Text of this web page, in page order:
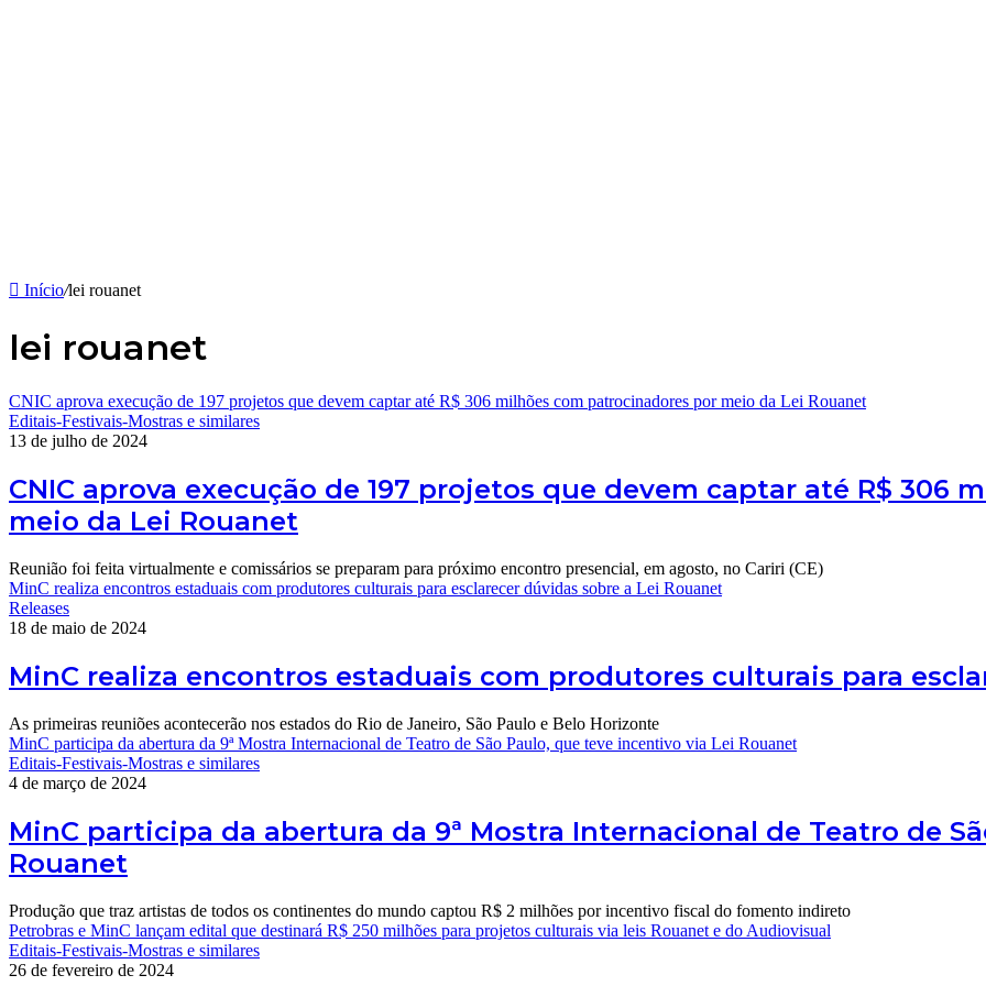
Início/lei rouanet
lei rouanet
CNIC aprova execução de 197 projetos que devem captar até R$ 306 milhões com patrocinadores por meio da Lei Rouanet
Editais-Festivais-Mostras e similares
13 de julho de 2024
CNIC aprova execução de 197 projetos que devem captar até R$ 306
meio da Lei Rouanet
Reunião foi feita virtualmente e comissários se preparam para próximo encontro presencial, em agosto, no Cariri (CE)
MinC realiza encontros estaduais com produtores culturais para esclarecer dúvidas sobre a Lei Rouanet
Releases
18 de maio de 2024
MinC realiza encontros estaduais com produtores culturais para
As primeiras reuniões acontecerão nos estados do Rio de Janeiro, São Paulo e Belo Horizonte
MinC participa da abertura da 9ª Mostra Internacional de Teatro de São Paulo, que teve incentivo via Lei Rouanet
Editais-Festivais-Mostras e similares
4 de março de 2024
MinC participa da abertura da 9ª Mostra Internacional de Teatro de
Rouanet
Produção que traz artistas de todos os continentes do mundo captou R$ 2 milhões por incentivo fiscal do fomento indireto
Petrobras e MinC lançam edital que destinará R$ 250 milhões para projetos culturais via leis Rouanet e do Audiovisual
Editais-Festivais-Mostras e similares
26 de fevereiro de 2024